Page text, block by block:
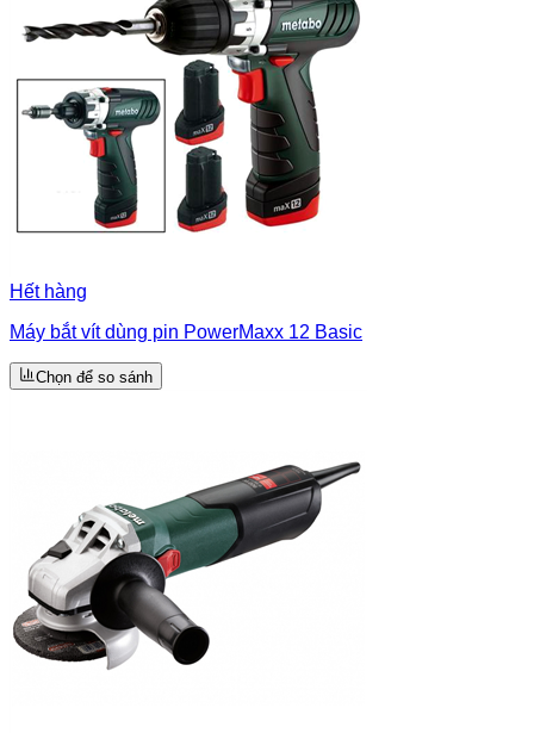
Hết hàng
Máy bắt vít dùng pin PowerMaxx 12 Basic
Chọn để so sánh